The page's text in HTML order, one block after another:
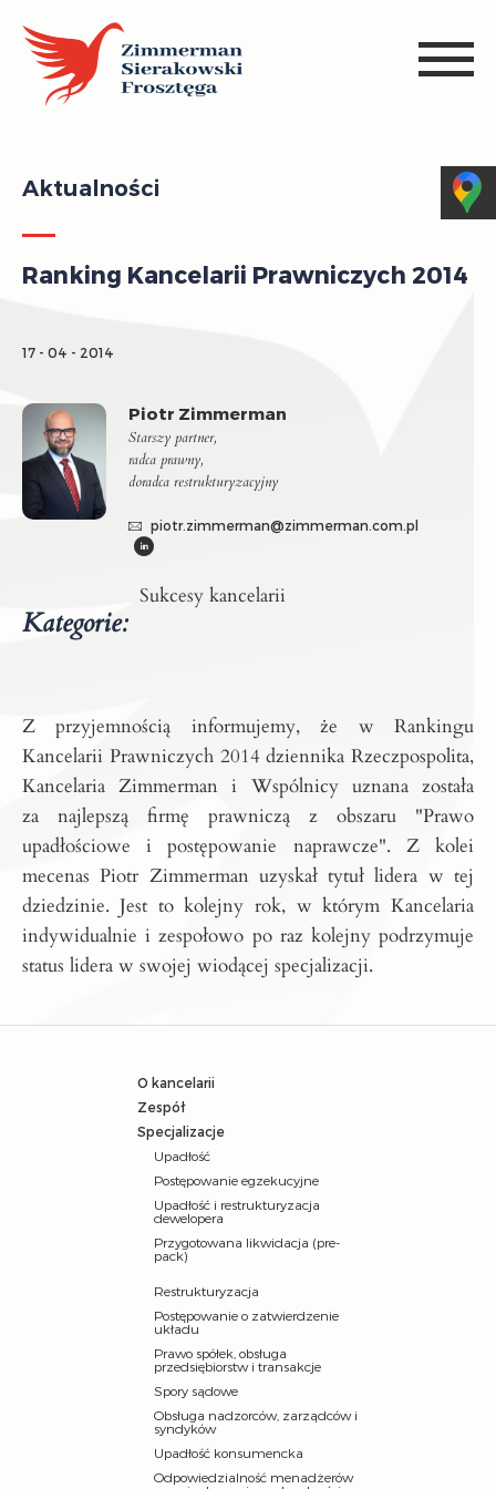
Aktualności
Ranking Kancelarii Prawniczych 2014
17 - 04 - 2014
Piotr Zimmerman
Starszy partner,
radca prawny,
doradca restrukturyzacyjny
piotr.zimmerman@zimmerman.com.pl
Kategorie:
Sukcesy kancelarii
Z przyjemnością informujemy, że w Rankingu
Kancelarii Prawniczych 2014 dziennika Rzeczpospolita,
Kancelaria Zimmerman i Wspólnicy uznana została
za najlepszą firmę prawniczą z obszaru "Prawo
upadłościowe i postępowanie naprawcze". Z kolei
mecenas Piotr Zimmerman uzyskał tytuł lidera w tej
dziedzinie. Jest to kolejny rok, w którym Kancelaria
indywidualnie i zespołowo po raz kolejny podrzymuje
status lidera w swojej wiodącej specjalizacji.
O kancelarii
Zespół
Specjalizacje
Upadłość
Postępowanie egzekucyjne
Upadłość i restrukturyzacja
dewelopera
Przygotowana likwidacja (pre-
pack)
Restrukturyzacja
Postępowanie o zatwierdzenie
układu
Prawo spółek, obsługa
przedsiębiorstw i transakcje
Spory sądowe
Obsługa nadzorców, zarządców i
syndyków
Upadłość konsumencka
Odpowiedzialność menadżerów